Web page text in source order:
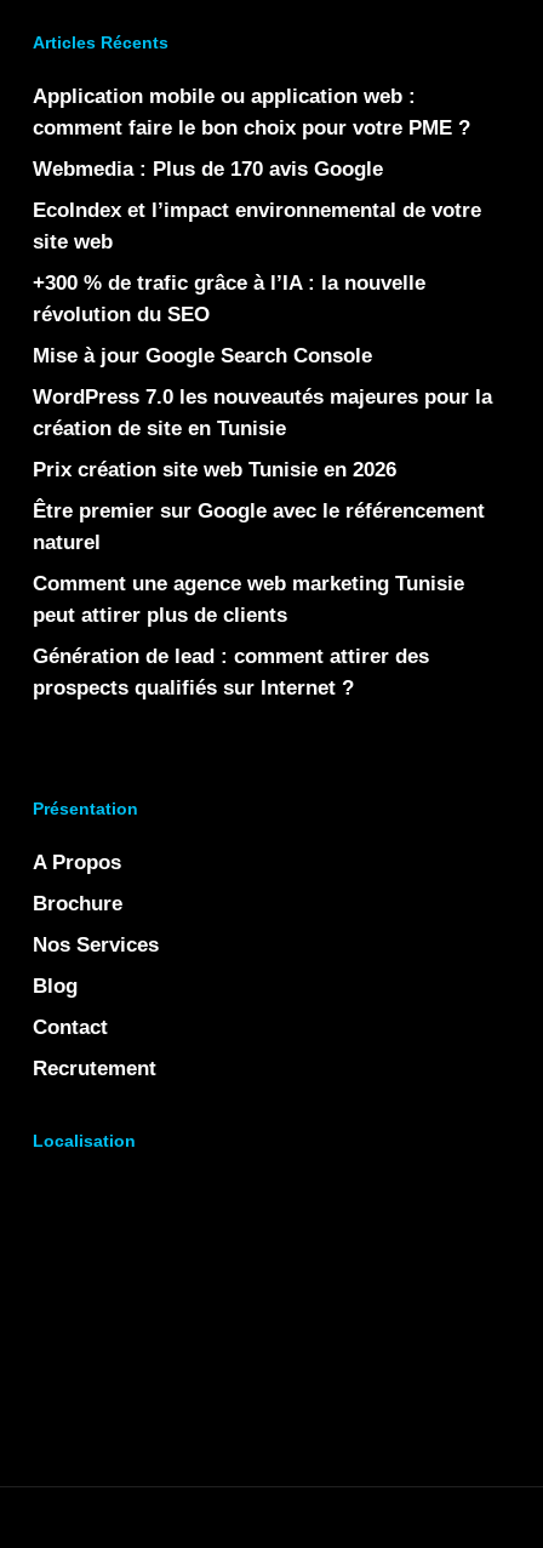
Articles Récents
Application mobile ou application web :
comment faire le bon choix pour votre PME ?
Webmedia : Plus de 170 avis Google
EcoIndex et l’impact environnemental de votre
site web
+300 % de trafic grâce à l’IA : la nouvelle
révolution du SEO
Mise à jour Google Search Console
WordPress 7.0 les nouveautés majeures pour la
création de site en Tunisie
Prix création site web Tunisie en 2026
Être premier sur Google avec le référencement
naturel
Comment une agence web marketing Tunisie
peut attirer plus de clients
Génération de lead : comment attirer des
prospects qualifiés sur Internet ?
Présentation
A Propos
Brochure
Nos Services
Blog
Contact
Recrutement
Localisation